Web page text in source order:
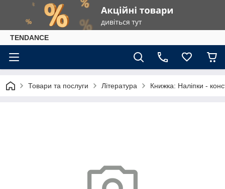
TENDANCE
Товари та послуги Література Книжка: Наліпки -